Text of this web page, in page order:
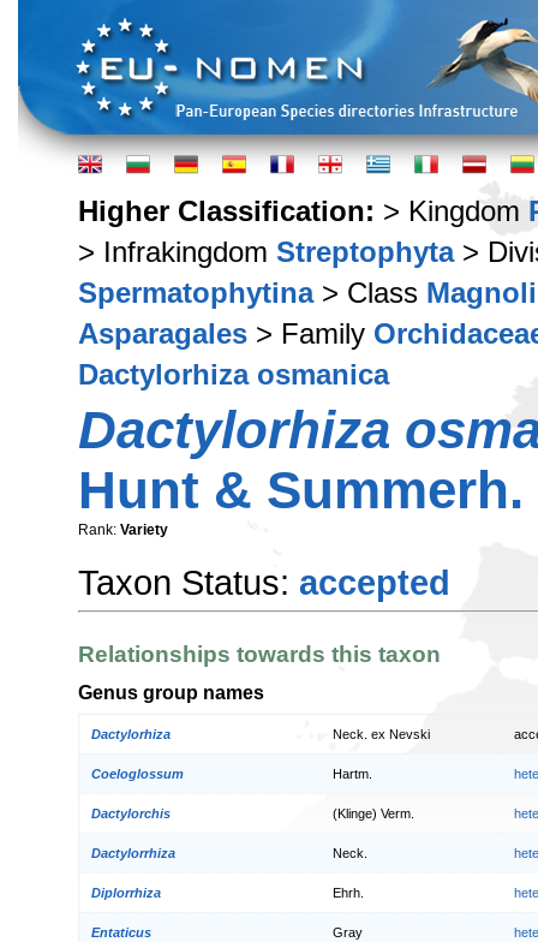
Higher Classification: > Kingdom
> Infrakingdom Streptophyta>
Spermatophytina> Class
Asparagales > Family
Dactylorhiza osmanica
Dactylorhiza
Hunt &
Rank: Variety
Taxon Status: accepted
Relationships towards this taxon
Genus group names
Dactylorhiza Neck. ex Nevski
Coeloglossum Hartm.
Dactylorchis (Klinge) Verm.
Dactylorrhiza Neck.
Diplorrhiza Ehrh.
Entaticus Gray